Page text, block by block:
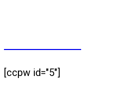
[ccpw id="5"]